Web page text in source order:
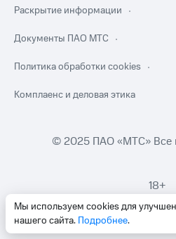
Мы используем cookies для
нашего сайта. Подробнее.
Раскрытие информации
Документы ПАО МТС
Политика обработки cookies
Комплаенс и деловая этика
© 2025 ПАО «МТС» Все
18+